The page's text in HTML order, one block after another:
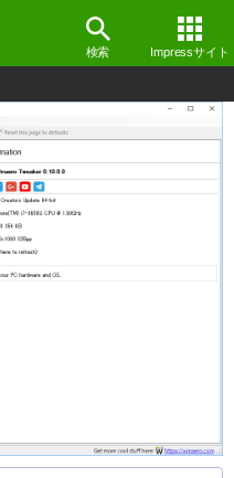
検索 Impressサイト